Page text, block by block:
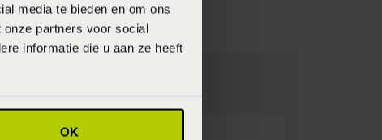
media te bieden en om ons
partners voor social
informatie die u aan ze heeft
OK